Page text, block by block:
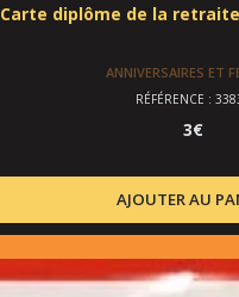
Carte diplôme de la
ANNIVERSAIRES ET
RÉFÉRENCE :
3€
AJOUTER AU